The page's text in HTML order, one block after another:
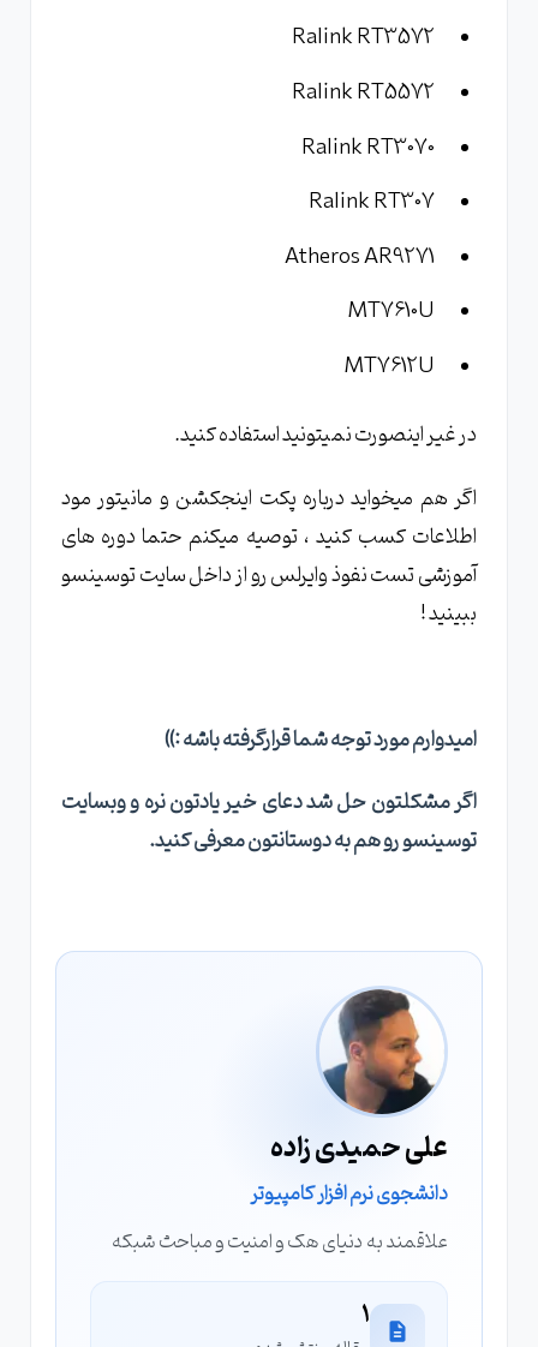
Ralink RT3572
Ralink RT5572
Ralink RT3070
Ralink RT307
Atheros AR9271
MT7610U
MT7612U
در غیر اینصورت نمیتونید استفاده کنید.
اگر هم میخواید درباره پکت اینجکشن و مانیتور مود
اطلاعات کسب کنید ، توصیه میکنم حتما دوره های
آموزشی تست نفوذ وایرلس رو از داخل سایت توسینسو
ببینید !
امیدوارم مورد توجه شما قرارگرفته باشه:))
اگر مشکلتون حل شد دعای خیر یادتون نره و وبسایت
توسینسو رو هم به دوستانتون معرفی کنید.
علی حمیدی زاده
دانشجوی نرم افزار کامپیوتر
علاقمند به دنیای هک و امنیت و مباحث شبکه
1